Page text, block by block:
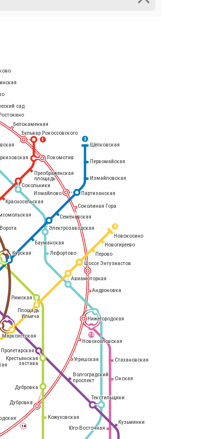
3
1
8
15
14
Локомотив
Измайлово
Соколиная Гора
Андроновка
Нижегородская
Новохохловская
Угрешская
Дубровка
сад
Белокаменная
Текстильщики
Кузьминки
Кожуховская
Щёлковская
Первомайская
Измайловская
Бульвар Рокоссовского
Красносельская
Сокольники
Партизанская
Бауманская
Перово
Новогиреево
Новокосино
Площадь
Ильича
Римская
Дубровка
Марксистская
Преображенская
площадь
Волгоградский
проспект
Юго-Восточная
Окская
Стахановская
Курская
Электрозаводская
Семёновская
Авиамоторная
Крестьянская
застава
Пролетарская
Лефортово
Шоссе Энтузиастов